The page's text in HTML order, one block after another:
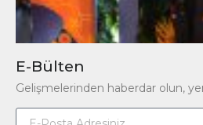
E-Bülten
Gelişmelerinden haberdar olun,